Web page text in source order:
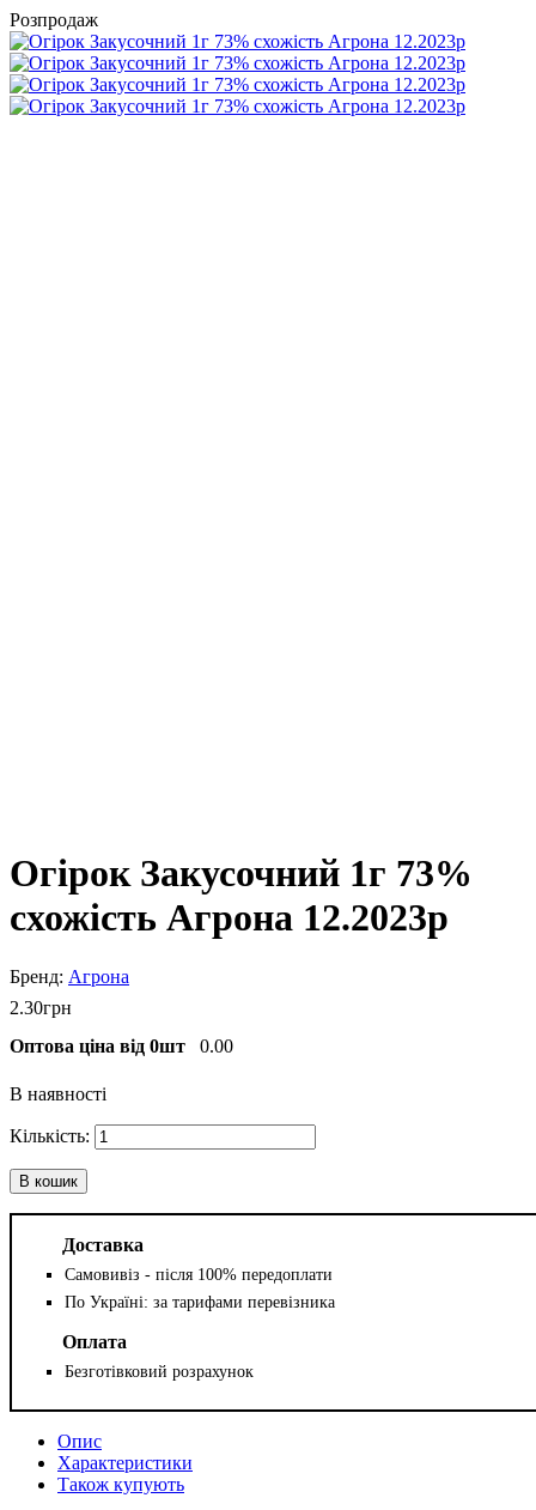
Розпродаж
Огірок Закусочний 1г 73%
схожість Агрона 12.2023р
Агрона
2.30грн
Оптова ціна від 0шт
0.00
В наявності
В кошик
Доставка
Самовивіз - після 100% передоплати
По Україні: за тарифами перевізника
Оплата
Безготівковий розрахунок
Опис
Характеристики
Також купують